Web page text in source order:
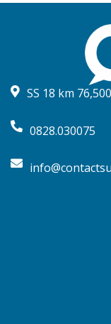
SS 18 km
0828.030075